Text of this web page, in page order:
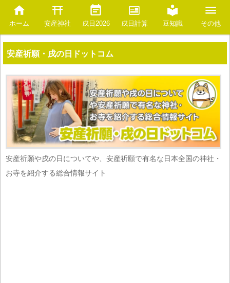
ホーム 安産神社 戌日2026 戌日計算 豆知識 その他
安産祈願・戌の日ドットコム
安産祈願や戌の日についてや、安産祈願で有名な日本全国の神社・
お寺を紹介する総合情報サイト